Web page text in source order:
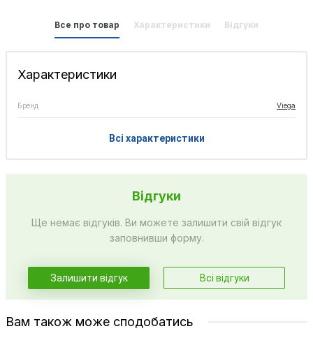
Все про товар Характеристики Відгуки
Характеристики
Бренд Viega
Всі характеристики
Відгуки
Ще немає відгуків. Ви можете залишити свій відгук
заповнивши форму.
Залишити відгук Всі відгуки
Вам також може сподобатись